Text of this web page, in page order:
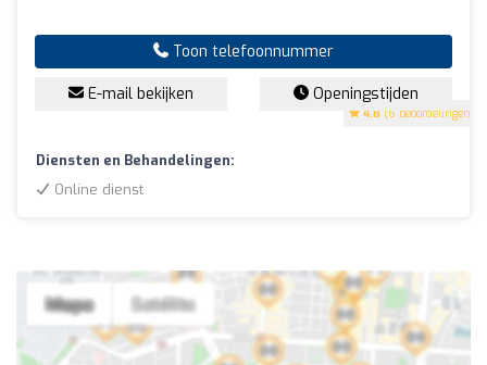
4.8 (6 beoordelingen)
Toon telefoonnummer
E-mail bekijken Openingstijden
Diensten en Behandelingen:
Online dienst